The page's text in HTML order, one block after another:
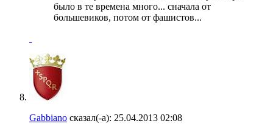
было в те времена много... сначала от
большевиков, потом от фашистов...
Gabbiano сказал(-а): 25.04.2013 02:08